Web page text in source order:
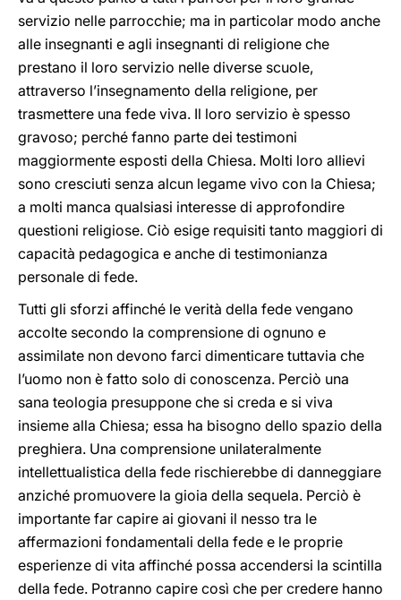
servizio nelle parrocchie; ma in particolar modo anche
alle insegnanti e agli insegnanti di religione che
prestano il loro servizio nelle diverse scuole,
attraverso l’insegnamento della religione, per
trasmettere una fede viva. Il loro servizio è spesso
gravoso; perché fanno parte dei testimoni
maggiormente esposti della Chiesa. Molti loro allievi
sono cresciuti senza alcun legame vivo con la Chiesa;
a molti manca qualsiasi interesse di approfondire
questioni religiose. Ciò esige requisiti tanto maggiori di
capacità pedagogica e anche di testimonianza
personale di fede.
Tutti gli sforzi affinché le verità della fede vengano
accolte secondo la comprensione di ognuno e
assimilate non devono farci dimenticare tuttavia che
l’uomo non è fatto solo di conoscenza. Perciò una
sana teologia presuppone che si creda e si viva
insieme alla Chiesa; essa ha bisogno dello spazio della
preghiera. Una comprensione unilateralmente
intellettualistica della fede rischierebbe di danneggiare
anziché promuovere la gioia della sequela. Perciò è
importante far capire ai giovani il nesso tra le
affermazioni fondamentali della fede e le proprie
esperienze di vita affinché possa accendersi la scintilla
della fede. Potranno capire così che per credere hanno